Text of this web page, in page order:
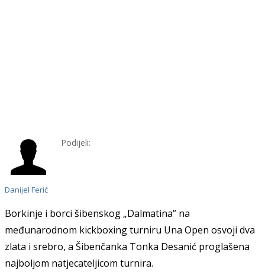
Danijel Ferić
Podijeli:
Borkinje i borci šibenskog „Dalmatina” na
međunarodnom kickboxing turniru Una Open osvoji dva
zlata i srebro, a Šibenčanka Tonka Desanić proglašena
najboljom natjecateljicom turnira.